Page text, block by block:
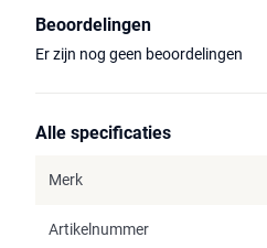
Beoordelingen
Er zijn nog geen beoordelingen
Alle specificaties
Merk
Artikelnummer